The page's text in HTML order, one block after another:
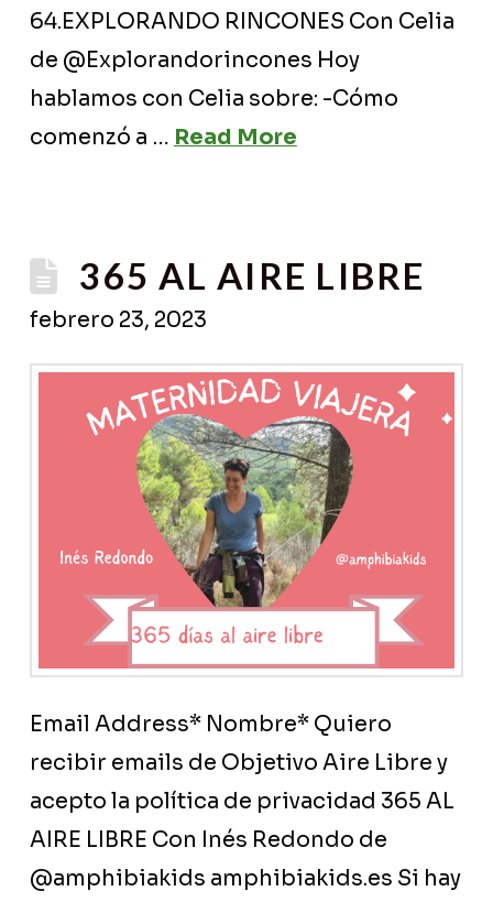
64.EXPLORANDO RINCONES Con Celia
de @Explorandorincones Hoy
hablamos con Celia sobre: -Cómo
comenzó a … Read More
365 AL AIRE LIBRE
febrero 23, 2023
Email Address* Nombre* Quiero
recibir emails de Objetivo Aire Libre y
acepto la política de privacidad 365 AL
AIRE LIBRE Con Inés Redondo de
@amphibiakids amphibiakids.es Si hay